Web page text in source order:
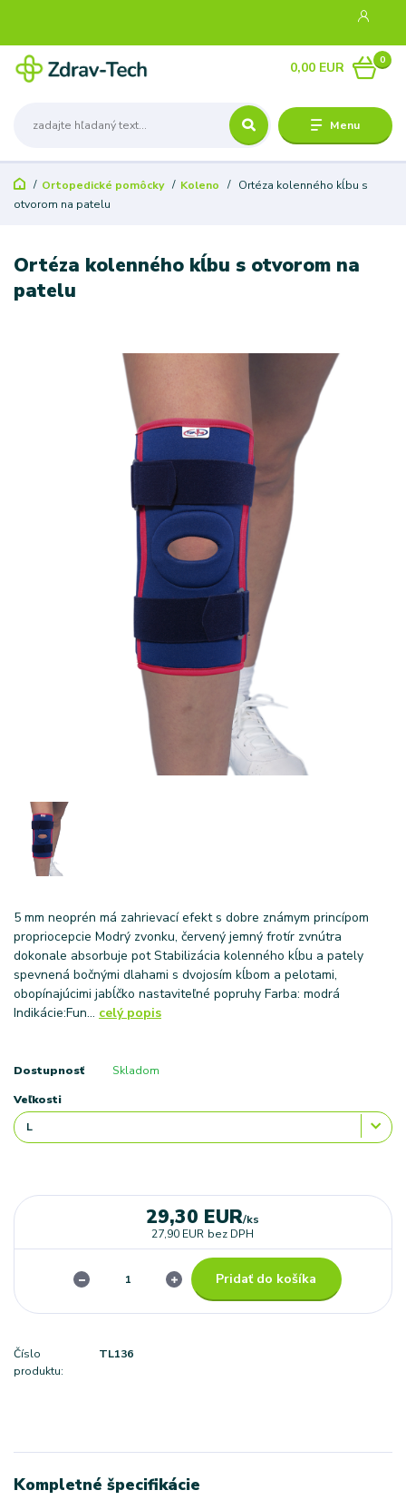
Menu
0
0,00 EUR
Ortopedické pomôcky Koleno
Ortéza kolenného kĺbu s
otvorom na patelu
Ortéza kolenného kĺbu s otvorom na
patelu
5 mm neoprén má zahrievací efekt s dobre známym princípom
propriocepcie Modrý zvonku, červený jemný frotír zvnútra
dokonale absorbuje pot Stabilizácia kolenného kĺbu a pately
spevnená bočnými dlahami s dvojosím kĺbom a pelotami,
obopínajúcimi jabĺčko nastaviteľné popruhy Farba: modrá
Indikácie:Fun... celý popis
Dostupnosť Skladom
Veľkosti
29,30 EUR/ks
27,90 EUR bez DPH
Pridať do košíka
Číslo
produktu:
TL136
Kompletné špecifikácie